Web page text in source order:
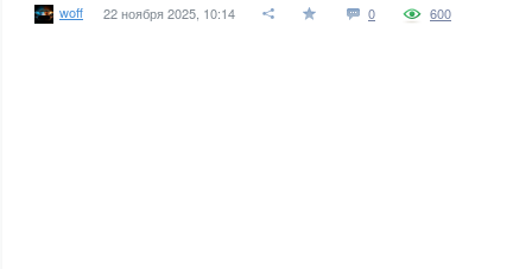
woff 22 ноября 2025, 10:14 0 600